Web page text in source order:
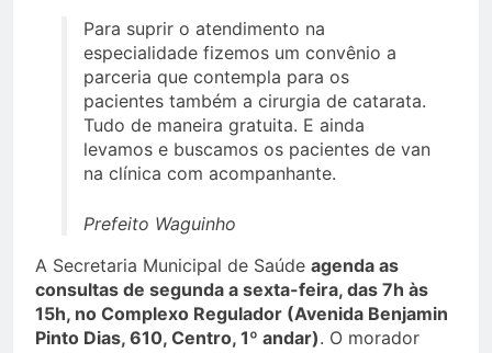
Para suprir o atendimento na
especialidade fizemos um convênio a
parceria que contempla para os
pacientes também a cirurgia de catarata.
Tudo de maneira gratuita. E ainda
levamos e buscamos os pacientes de van
na clínica com acompanhante.
Prefeito Waguinho
A Secretaria Municipal de Saúde agenda as
consultas de segunda a sexta-feira, das 7h às
15h, no Complexo Regulador (Avenida Benjamin
Pinto Dias, 610, Centro, 1º andar). O morador